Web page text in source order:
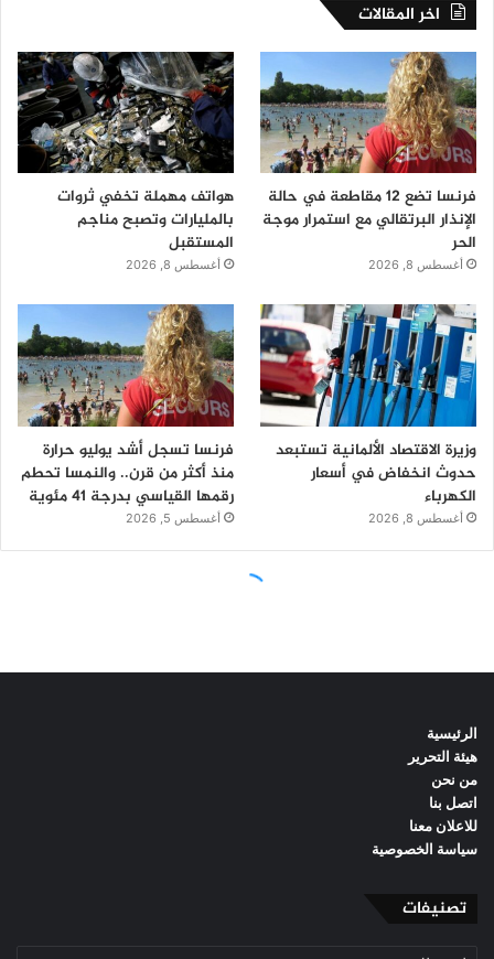
الرئيسية
هيئة التحرير
من نحن
اتصل بنا
للاعلان معنا
سياسة الخصوصية
تصنيفات